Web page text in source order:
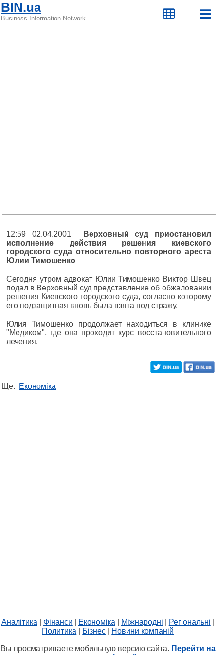
BIN.ua
Business Information Network
12:59 02.04.2001
Верховный суд приостановил
исполнение действия решения киевского
городского суда относительно повторного ареста
Юлии Тимошенко
Сегодня утром адвокат Юлии Тимошенко Виктор Швец
подал в Верховный суд представление об обжаловании
решения Киевского городского суда, согласно которому
его подзащитная вновь была взята под стражу.
Юлия Тимошенко продолжает находиться в клинике
"Медиком", где она проходит курс восстановительного
лечения.
Ще: Економіка
Аналітика Фінанси Економіка Міжнародні Регіональні
Политика
Бізнес Новини компаній
Вы просматриваете мобильную версию сайта. Перейти на